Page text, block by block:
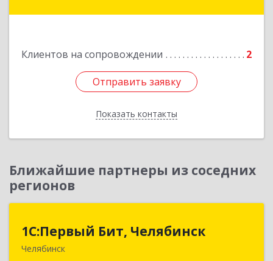
Клиентов на сопровождении 2
Отправить заявку
Показать контакты
Отправить заявку
Назад
Ближайшие партнеры из соседних
регионов
1С:Первый Бит, Челябинск
Челябинск
1С:Первый Бит, Челябинск